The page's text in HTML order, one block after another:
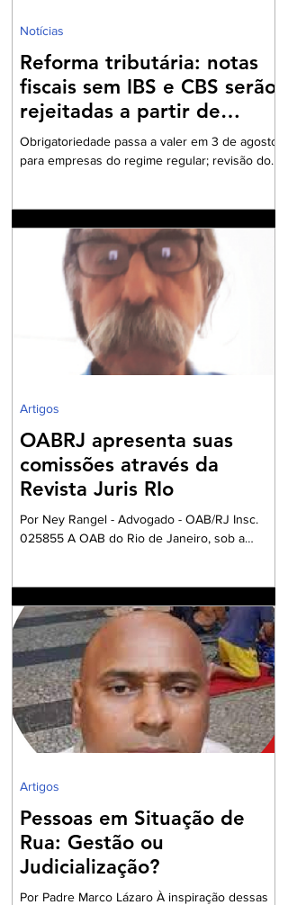
Reforma tributária: notas
fiscais sem IBS e CBS serão
rejeitadas a partir de
agosto
Obrigatoriedade passa a valer em 3 de agosto
para empresas do regime regular; revisão dos
Fazenda passará a rejeitar a emissão de NF-e
e NFC-e que não contenham o preenchimento
dos campos relativos ao Imposto sobre Bens e
Serviços (IBS) e à Contribuição sobre Bens e
Serviços (CBS). A mudança marca uma das
primeiras etapas de validação obrigatória
Notícias
OABRJ apresenta suas
comissões através da
Revista Juris RIo
Por Ney Rangel - Advogado - OAB/RJ Insc.
025855 A OAB do Rio de Janeiro, sob a
Comissões formadas por Advogados e
Advogadas com a missão de trabalharem com
a Garantia Constitucional inscrita no art. 133 da
nossa Carta Política de 1988, realizando um
grandioso Projeto de Participação da Ordem
dos Advogados na preparação dos
profissionais da Advocacia para aperfe
Artigos
Pessoas em Situação de
Rua: Gestão ou
Judicialização?
Por Padre Marco Lázaro À inspiração dessas
Artigos